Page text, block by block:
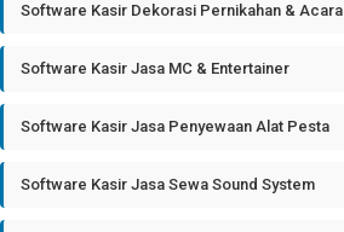
Software Kasir Dekorasi Pernikahan & Acara
Software Kasir Jasa MC & Entertainer
Software Kasir Jasa Penyewaan Alat Pesta
Software Kasir Jasa Sewa Sound System